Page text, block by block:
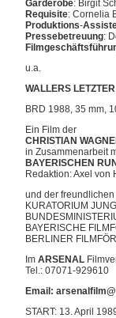
Garderobe: Birgit
Requisite: Cornelia
Produktions-
Pressebetreuung:
u.a.
WALLERS
BRD 1988, 35 mm,
Ein Film der
CHRISTIAN
in Zusammenarbeit
BAYERISCHEN
Redaktion: Axel von
und der
KURATORIUM
BAYERISCHE
BERLINER
Im ARSENAL
Tel.: 07071-929610
Email:
START: 13. April